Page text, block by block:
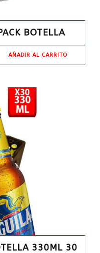
BOTELLA
AÑADIR AL CARRITO
330ML 30